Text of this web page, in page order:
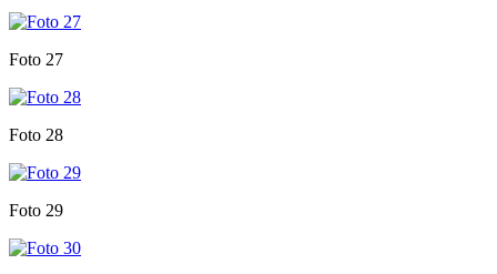
Foto 27
Foto 28
Foto 29